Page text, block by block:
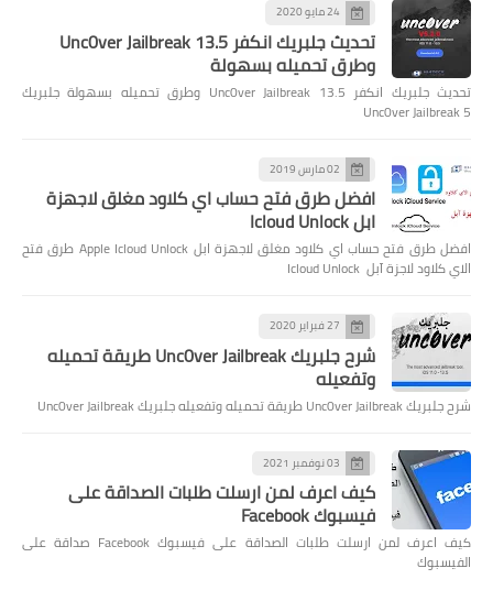
24 مايو 2020
تحديث جلبريك انكفر Unc0ver Jailbreak 13.5
وطرق تحميله بسهولة
تحديث جلبريك انكفر Unc0ver Jailbreak 13.5 وطرق تحميله بسهولة جلبريك
Unc0ver Jailbreak 5
02 مارس 2019
افضل طرق فتح حساب اي كلاود مغلق لاجهزة
ابل Icloud Unlock
افضل طرق فتح حساب اي كلاود مغلق لاجهزة ابل Apple Icloud Unlock طرق فتح
الاي كلاود لاجزة آبل Icloud Unlock
27 فبراير 2020
شرح جلبريك Unc0ver Jailbreak طريقة تحميله
وتفعيله
شرح جلبريك Unc0ver Jailbreak طريقة تحميله وتفعيله جلبريك Unc0ver Jailbreak
03 نوفمبر 2021
كيف اعرف لمن ارسلت طلبات الصداقة على
فيسبوك Facebook
كيف اعرف لمن ارسلت طلبات الصداقة على فيسبوك Facebook صداقة على
الفيسبوك